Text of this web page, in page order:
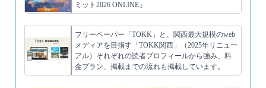
ミット2026 ONLINE」
フリーペーパー「TOKK」と、関西最大規模のweb
メディアを目指す「TOKK関西」（2025年リニュー
アル）それぞれの読者プロフィールから強み、料
金プラン、掲載までの流れも掲載しています。